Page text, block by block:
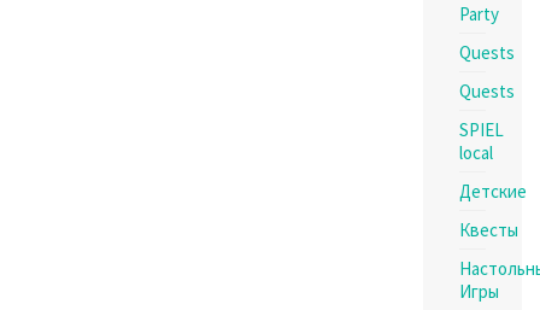
Party
Quests
Quests
SPIEL
local
Детские
Квесты
Игры